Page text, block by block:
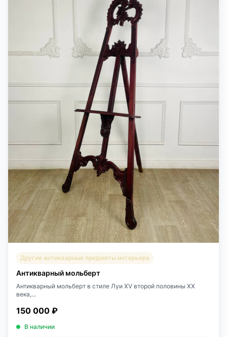
Другие антикварные предметы интерьера
Антикварный мольберт
Антикварный мольберт в стиле Луи XV второй половины XX
века,...
150 000 ₽
В наличии